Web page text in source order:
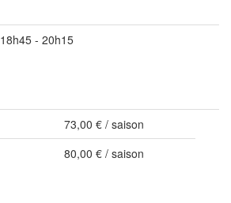
18h45 - 20h15
73,00 € / saison
80,00 € / saison